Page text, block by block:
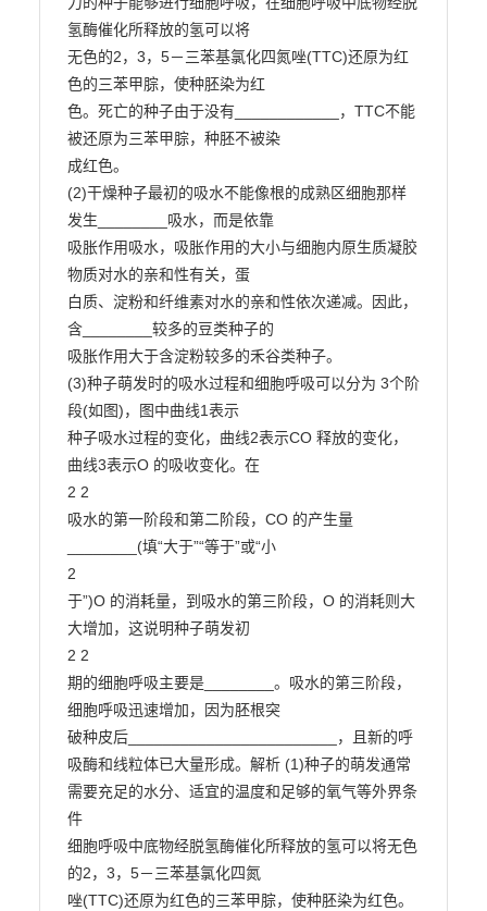
氢酶催化所释放的氢可以将
无色的2，3，5－三苯基氯化四氮唑(TTC)还原为红
色的三苯甲腙，使种胚染为红
色。死亡的种子由于没有____________，TTC不能
被还原为三苯甲腙，种胚不被染
成红色。
(2)干燥种子最初的吸水不能像根的成熟区细胞那样
发生________吸水，而是依靠
吸胀作用吸水，吸胀作用的大小与细胞内原生质凝胶
物质对水的亲和性有关，蛋
白质、淀粉和纤维素对水的亲和性依次递减。因此，
含________较多的豆类种子的
吸胀作用大于含淀粉较多的禾谷类种子。
(3)种子萌发时的吸水过程和细胞呼吸可以分为 3个阶
段(如图)，图中曲线1表示
种子吸水过程的变化，曲线2表示CO 释放的变化，
曲线3表示O 的吸收变化。在
2 2
吸水的第一阶段和第二阶段，CO 的产生量
________(填“大于”“等于”或“小
2
于”)O 的消耗量，到吸水的第三阶段，O 的消耗则大
大增加，这说明种子萌发初
2 2
期的细胞呼吸主要是________。吸水的第三阶段，
细胞呼吸迅速增加，因为胚根突
破种皮后________________________，且新的呼
吸酶和线粒体已大量形成。解析 (1)种子的萌发通常
需要充足的水分、适宜的温度和足够的氧气等外界条
件
细胞呼吸中底物经脱氢酶催化所释放的氢可以将无色
的2，3，5－三苯基氯化四氮
唑(TTC)还原为红色的三苯甲腙，使种胚染为红色。